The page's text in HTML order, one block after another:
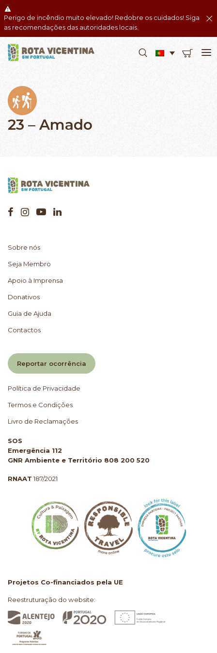
Perigo de incêndio muito elevado! Redobre os cuidados! Siga
as recomendações das autoridades locais.
23 – Amado
Sobre nós
Seja Membro
Apoio à Imprensa
Donativos
Guia de Ajuda
Contactos
Reportar ocorrência
Política de Privacidade
Termos e Condições
Livro de Reclamações
SOS
Emergência 112
GNR Ambiente e Território 808 200 520
RNAAT 187/2021
Projetos Co-financiados pela UE
Reestruturação do website: